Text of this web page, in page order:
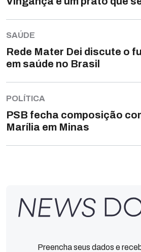
SAÚDE
Rede Mater Dei discute o
em saúde no Brasil
POLÍTICA
PSB fecha composição
Marília em Minas
Preencha seus dados e